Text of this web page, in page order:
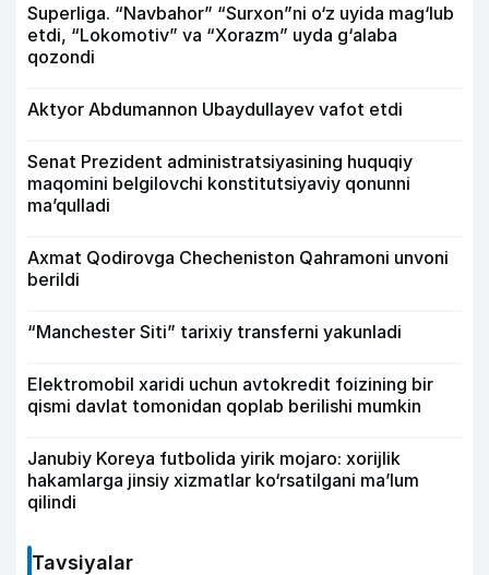
Superliga. “Navbahor” “Surxon”ni o‘z uyida mag‘lub
etdi, “Lokomotiv” va “Xorazm” uyda g‘alaba
qozondi
Aktyor Abdu­mannon Ubaydullayev vafot etdi
Senat Prezident administratsiyasining huquqiy
maqomini belgilovchi konstitutsiyaviy qonunni
ma’qulladi
Axmat Qodirovga Checheniston Qahramoni unvoni
berildi
“Manchester Siti” tarixiy transferni yakunladi
Elektromobil xaridi uchun avtokredit foizining bir
qismi davlat tomonidan qoplab berilishi mumkin
Janubiy Koreya futbolida yirik mojaro: xorijlik
hakamlarga jinsiy xizmatlar ko‘rsatilgani ma’lum
qilindi
Tavsiyalar